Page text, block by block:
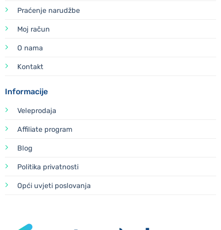
Praćenje narudžbe
Moj račun
O nama
Kontakt
Informacije
Veleprodaja
Affiliate program
Blog
Politika privatnosti
Opći uvjeti poslovanja